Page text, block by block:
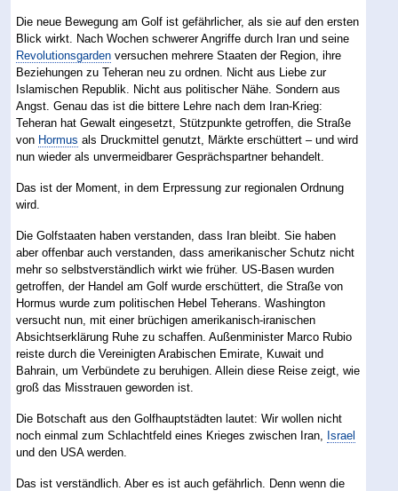
Die neue Bewegung am Golf ist gefährlicher, als sie auf den ersten
Blick wirkt. Nach Wochen schwerer Angriffe durch Iran und seine
Revolutionsgarden versuchen mehrere Staaten der Region, ihre
Beziehungen zu Teheran neu zu ordnen. Nicht aus Liebe zur
Islamischen Republik. Nicht aus politischer Nähe. Sondern aus
Angst. Genau das ist die bittere Lehre nach dem Iran-Krieg:
Teheran hat Gewalt eingesetzt, Stützpunkte getroffen, die Straße
von Hormus als Druckmittel genutzt, Märkte erschüttert – und wird
nun wieder als unvermeidbarer Gesprächspartner behandelt.
Das ist der Moment, in dem Erpressung zur regionalen Ordnung
wird.
Die Golfstaaten haben verstanden, dass Iran bleibt. Sie haben
aber offenbar auch verstanden, dass amerikanischer Schutz nicht
mehr so selbstverständlich wirkt wie früher. US-Basen wurden
getroffen, der Handel am Golf wurde erschüttert, die Straße von
Hormus wurde zum politischen Hebel Teherans. Washington
versucht nun, mit einer brüchigen amerikanisch-iranischen
Absichtserklärung Ruhe zu schaffen. Außenminister Marco Rubio
reiste durch die Vereinigten Arabischen Emirate, Kuwait und
Bahrain, um Verbündete zu beruhigen. Allein diese Reise zeigt, wie
groß das Misstrauen geworden ist.
Die Botschaft aus den Golfhauptstädten lautet: Wir wollen nicht
noch einmal zum Schlachtfeld eines Krieges zwischen Iran,
Israel
und den USA werden.
Das ist verständlich. Aber es ist auch gefährlich. Denn wenn die